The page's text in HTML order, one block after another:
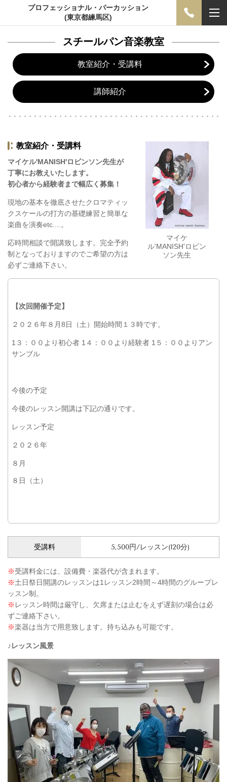
プロフェッショナル・パーカッション
(東京都練馬区)
スチールパン音楽教室
教室紹介・受講料
講師紹介
マイケ
ル'MANISH'ロビン
ソン先生
教室紹介・受講料
マイケル'MANISH'ロビンソン先生が
丁寧にお教えいたします。
初心者から経験者まで幅広く募集！
現地の基本を徹底させたクロマティッ
クスケールの打方の基礎練習と簡単な
楽曲を演奏etc....。
応時間相談で開講致します。完全予約
制となっておりますのでご希望の方は
必ずご連絡下さい。
【次回開催予定】
２０２６年８月8日（土）開始時間１３時です。
1３：００より初心者 1４：００より経験者 1５：００よりアン
サンブル
今後の予定
今後のレッスン開講は下記の通りです。
レッスン予定
２０２６年
８月
８日（土）
受講料 5,500円/レッスン(120分)
※受講料金には、設備費・楽器代が含まれます。
※土日祭日開講のレッスンは1レッスン2時間～4時間のグループレ
ッスン制。
※ レッスン時間は厳守し、欠席または止むをえず遅刻の場合は必
ずご連絡下さい。
※楽器は当方で用意致します。持ち込みも可能です。
♪レッスン風景